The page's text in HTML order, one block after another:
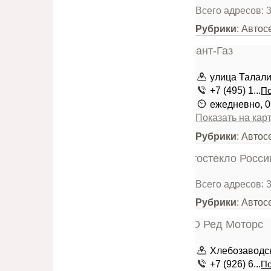
Всего адресов: 3
Рубрики:
улица
+7 (495) 1...
ежедневно,
Показать на
Рубрики:
Всего адресов: 3
Рубрики:
+7 (926) 6...